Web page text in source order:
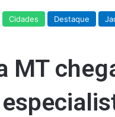
Cidades Destaque
MT